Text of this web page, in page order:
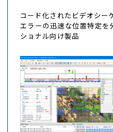
コード化されたビデオシー
エラーの迅速な位置特定を
ショナル向け製品